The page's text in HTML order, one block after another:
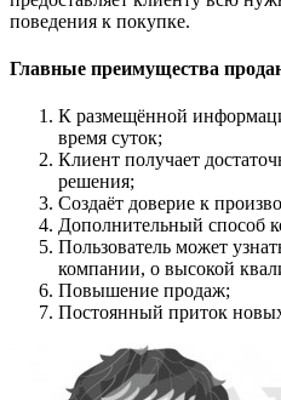
поведения к покупке.
Главные преимущества
К размещённой
время суток;
Клиент получает
решения;
Создаёт доверие к
Дополнительный способ
Пользователь может
компании, о высокой
Повышение продаж;
Постоянный приток